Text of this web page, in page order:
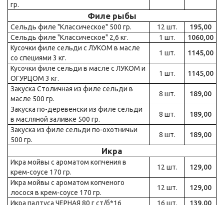
гр.
Филе рыбы
Сельдь филе "Классическое" 500 гр. 12 шт.
195,00
Сельдь филе "Классическое" 2,6 кг.
1 шт.
1060,00
Кусочки филе сельди с ЛУКОМ в масле
со специями 3 кг.
1 шт.
1145,00
Кусочки филе сельди в масле с ЛУКОМ и
ОГУРЦОМ 3 кг.
1 шт.
1145,00
Закуска Столичная из филе сельди в
масле 500 гр.
8 шт.
189,00
Закуска по-деревенски из филе сельди
в масляной заливке 500 гр.
8 шт.
189,00
Закуска из филе сельди по-охотничьи
500 гр.
8 шт. 189,00
Икра
Икра мойвы с ароматом копчения в
крем-соусе 170 гр.
12 шт.
129,00
Икра мойвы с ароматом копченого
лосося в крем-соусе 170 гр.
12 шт.
129,00
Икра палтуса ЧЕРНАЯ 80 г ст/б*16
16 шт. 139,00